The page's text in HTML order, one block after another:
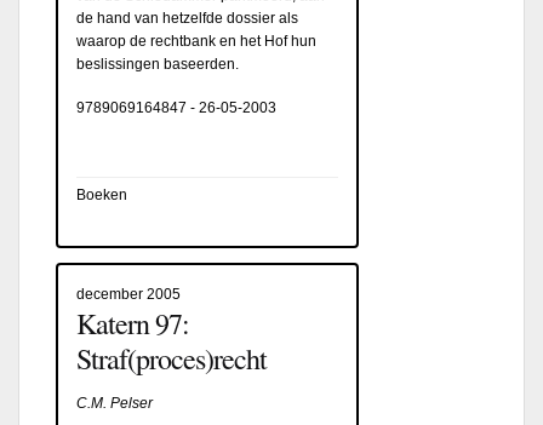
de hand van hetzelfde dossier als
waarop de rechtbank en het Hof hun
beslissingen baseerden.
9789069164847 - 26-05-2003
Boeken
december 2005
Katern 97:
Straf(proces)recht
C.M. Pelser